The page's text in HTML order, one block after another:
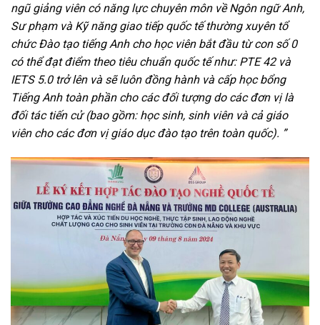
ngũ giảng viên có năng lực chuyên môn về Ngôn ngữ Anh,
Sư phạm và Kỹ năng giao tiếp quốc tế thường xuyên tổ
chức Đào tạo tiếng Anh cho học viên bắt đầu từ con số 0
có thể đạt điểm theo tiêu chuẩn quốc tế như: PTE 42 và
IETS 5.0 trở lên và sẽ luôn đồng hành và cấp học bổng
Tiếng Anh toàn phần cho các đối tượng do các đơn vị là
đối tác tiến cử (bao gồm: học sinh, sinh viên và cả giáo
viên cho các đơn vị giáo dục đào tạo trên toàn quốc). ”